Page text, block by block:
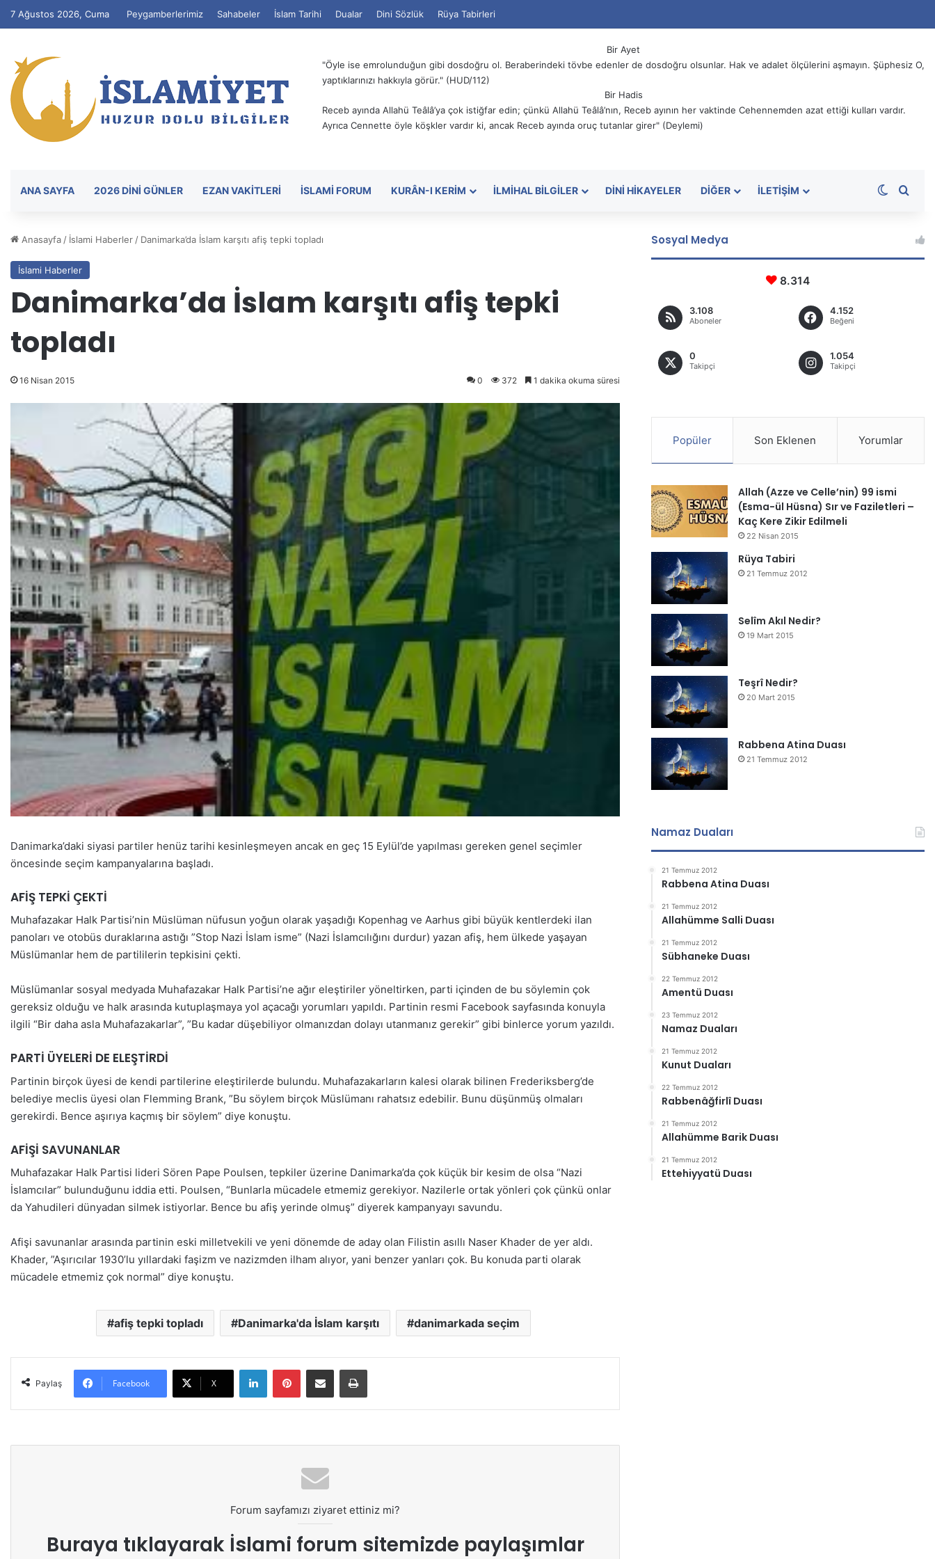
7 Ağustos 2026, Cuma Peygamberlerimiz Sahabeler İslam Tarihi Dualar Dini Sözlük Rüya Tabirleri
Bir Ayet
"Öyle ise emrolunduğun gibi dosdoğru ol. Beraberindeki tövbe edenler de dosdoğru olsunlar. Hak ve adalet ölçülerini aşmayın. Şüphesiz O,
yaptıklarınızı hakkıyla görür." (HUD/112)
Bir Hadis
Receb ayında Allahü Teâlâ’ya çok istiğfar edin; çünkü Allahü Teâlâ’nın, Receb ayının her vaktinde Cehennemden azat ettiği kulları vardır.
Ayrıca Cennette öyle köşkler vardır ki, ancak Receb ayında oruç tutanlar girer" (Deylemi)
ANA SAYFA 2026 DİNİ GÜNLER EZAN VAKITLERI İSLAMI FORUM KURÂN-I KERIM İLMIHAL BILGILER DINI HIKAYELER DIĞER İLETIŞIM Dış
Anasayfa / İslami Haberler / Danimarka’da İslam karşıtı afiş tepki topladı
İslami Haberler
Danimarka’da İslam karşıtı afiş tepki
topladı
16 Nisan 2015 0 372 1 dakika okuma süresi
Danimarka’daki siyasi partiler henüz tarihi kesinleşmeyen ancak en geç 15 Eylül’de yapılması gereken genel seçimler
öncesinde seçim kampanyalarına başladı.
AFİŞ TEPKİ ÇEKTİ
Muhafazakar Halk Partisi’nin Müslüman nüfusun yoğun olarak yaşadığı Kopenhag ve Aarhus gibi büyük kentlerdeki ilan
panoları ve otobüs duraklarına astığı ”Stop Nazi İslam isme” (Nazi İslamcılığını durdur) yazan afiş, hem ülkede yaşayan
Müslümanlar hem de partililerin tepkisini çekti.
Müslümanlar sosyal medyada Muhafazakar Halk Partisi’ne ağır eleştiriler yöneltirken, parti içinden de bu söylemin çok
gereksiz olduğu ve halk arasında kutuplaşmaya yol açacağı yorumları yapıldı. Partinin resmi Facebook sayfasında konuyla
ilgili “Bir daha asla Muhafazakarlar”, ”Bu kadar düşebiliyor olmanızdan dolayı utanmanız gerekir” gibi binlerce yorum yazıldı.
PARTİ ÜYELERİ DE ELEŞTİRDİ
Partinin birçok üyesi de kendi partilerine eleştirilerde bulundu. Muhafazakarların kalesi olarak bilinen Frederiksberg’de
belediye meclis üyesi olan Flemming Brank, ”Bu söylem birçok Müslümanı rahatsız edebilir. Bunu düşünmüş olmaları
gerekirdi. Bence aşırıya kaçmış bir söylem” diye konuştu.
AFİŞİ SAVUNANLAR
Muhafazakar Halk Partisi lideri Sören Pape Poulsen, tepkiler üzerine Danimarka’da çok küçük bir kesim de olsa “Nazi
İslamcılar” bulunduğunu iddia etti. Poulsen, “Bunlarla mücadele etmemiz gerekiyor. Nazilerle ortak yönleri çok çünkü onlar
da Yahudileri dünyadan silmek istiyorlar. Bence bu afiş yerinde olmuş” diyerek kampanyayı savundu.
Afişi savunanlar arasında partinin eski milletvekili ve yeni dönemde de aday olan Filistin asıllı Naser Khader de yer aldı.
Khader, ”Aşırıcılar 1930’lu yıllardaki faşizm ve nazizmden ilham alıyor, yani benzer yanları çok. Bu konuda parti olarak
mücadele etmemiz çok normal” diye konuştu.
afiş tepki topladı Danimarka'da İslam karşıtı danimarkada seçim
Paylaş Facebook X
Forum sayfamızı ziyaret ettiniz mi?
Buraya tıklayarak İslami forum sitemizde paylaşımlar
Sosyal Medya
8.314
3.108
Aboneler
4.152
Beğeni
0
Takipçi
1.054
Takipçi
Popüler Son Eklenen Yorumlar
Allah (Azze ve Celle’nin) 99 ismi
(Esma-ül Hüsna) Sır ve Faziletleri –
Kaç Kere Zikir Edilmeli
22 Nisan 2015
Rüya Tabiri
21 Temmuz 2012
Selîm Akıl Nedir?
19 Mart 2015
Teşrî Nedir?
20 Mart 2015
Rabbena Atina Duası
21 Temmuz 2012
Namaz Duaları
21 Temmuz 2012
Rabbena Atina Duası
21 Temmuz 2012
Allahümme Salli Duası
21 Temmuz 2012
Sübhaneke Duası
22 Temmuz 2012
Amentü Duası
23 Temmuz 2012
Namaz Duaları
21 Temmuz 2012
Kunut Duaları
22 Temmuz 2012
Rabbenâğfirlî Duası
21 Temmuz 2012
Allahümme Barik Duası
21 Temmuz 2012
Ettehiyyatü Duası